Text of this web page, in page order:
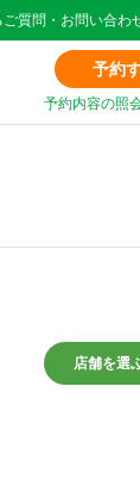
ご質問・お問い合わ
予約
予約内容の照
店舗を選